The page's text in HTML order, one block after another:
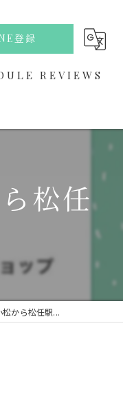
登録
REVIEWS
松任
から松任駅...